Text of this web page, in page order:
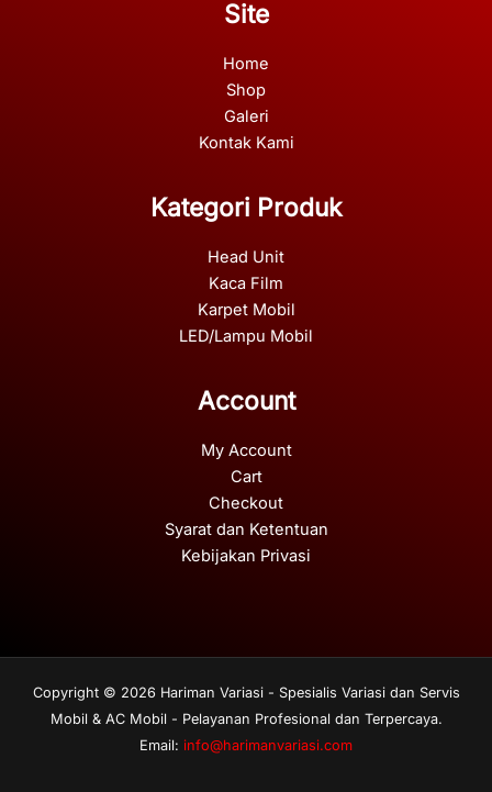
Site
Home
Shop
Galeri
Kontak Kami
Kategori Produk
Head Unit
Kaca Film
Karpet Mobil
LED/Lampu Mobil
Account
My Account
Cart
Checkout
Syarat dan Ketentuan
Kebijakan Privasi
Copyright © 2026 Hariman Variasi - Spesialis Variasi dan Servis
Mobil & AC Mobil - Pelayanan Profesional dan Terpercaya.
Email: info@harimanvariasi.com